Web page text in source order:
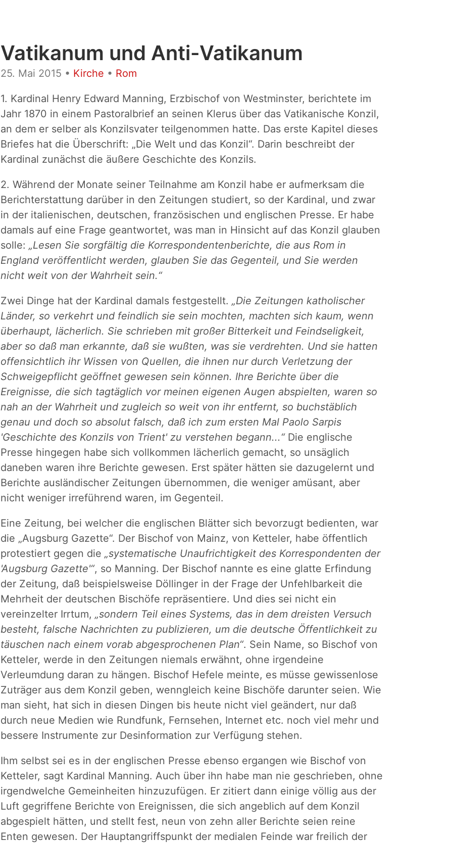
Vatikanum und Anti-Vatikanum
25. Mai 2015 • Kirche • Rom
1. Kardinal Henry Edward Manning, Erzbischof von Westminster, berichtete im
Jahr 1870 in einem Pastoralbrief an seinen Klerus über das Vatikanische Konzil,
an dem er selber als Konzilsvater teilgenommen hatte. Das erste Kapitel dieses
Briefes hat die Überschrift: „Die Welt und das Konzil“. Darin beschreibt der
Kardinal zunächst die äußere Geschichte des Konzils.
2. Während der Monate seiner Teilnahme am Konzil habe er aufmerksam die
Berichterstattung darüber in den Zeitungen studiert, so der Kardinal, und zwar
in der italienischen, deutschen, französischen und englischen Presse. Er habe
damals auf eine Frage geantwortet, was man in Hinsicht auf das Konzil glauben
solle: „Lesen Sie sorgfältig die Korrespondentenberichte, die aus Rom in
England veröffentlicht werden, glauben Sie das Gegenteil, und Sie werden
nicht weit von der Wahrheit sein.“
Zwei Dinge hat der Kardinal damals festgestellt. „Die Zeitungen katholischer
Länder, so verkehrt und feindlich sie sein mochten, machten sich kaum, wenn
überhaupt, lächerlich. Sie schrieben mit großer Bitterkeit und Feindseligkeit,
aber so daß man erkannte, daß sie wußten, was sie verdrehten. Und sie hatten
offensichtlich ihr Wissen von Quellen, die ihnen nur durch Verletzung der
Schweigepflicht geöffnet gewesen sein können. Ihre Berichte über die
Ereignisse, die sich tagtäglich vor meinen eigenen Augen abspielten, waren so
nah an der Wahrheit und zugleich so weit von ihr entfernt, so buchstäblich
genau und doch so absolut falsch, daß ich zum ersten Mal Paolo Sarpis
'Geschichte des Konzils von Trient' zu verstehen begann...“Die englische
Presse hingegen habe sich vollkommen lächerlich gemacht, so unsäglich
daneben waren ihre Berichte gewesen. Erst später hätten sie dazugelernt und
Berichte ausländischer Zeitungen übernommen, die weniger amüsant, aber
nicht weniger irreführend waren, im Gegenteil.
Eine Zeitung, bei welcher die englischen Blätter sich bevorzugt bedienten, war
die „Augsburg Gazette“. Der Bischof von Mainz, von Ketteler, habe öffentlich
protestiert gegen die „systematische Unaufrichtigkeit des Korrespondenten der
'Augsburg Gazette'“, so Manning. Der Bischof nannte es eine glatte Erfindung
der Zeitung, daß beispielsweise Döllinger in der Frage der Unfehlbarkeit die
Mehrheit der deutschen Bischöfe repräsentiere. Und dies sei nicht ein
vereinzelter Irrtum, „sondern Teil eines Systems, das in dem dreisten Versuch
besteht, falsche Nachrichten zu publizieren, um die deutsche Öffentlichkeit zu
täuschen nach einem vorab abgesprochenen Plan“. Sein Name, so Bischof von
Ketteler, werde in den Zeitungen niemals erwähnt, ohne irgendeine
Verleumdung daran zu hängen. Bischof Hefele meinte, es müsse gewissenlose
Zuträger aus dem Konzil geben, wenngleich keine Bischöfe darunter seien. Wie
man sieht, hat sich in diesen Dingen bis heute nicht viel geändert, nur daß
durch neue Medien wie Rundfunk, Fernsehen, Internet etc. noch viel mehr und
bessere Instrumente zur Desinformation zur Verfügung stehen.
Ihm selbst sei es in der englischen Presse ebenso ergangen wie Bischof von
Ketteler, sagt Kardinal Manning. Auch über ihn habe man nie geschrieben, ohne
irgendwelche Gemeinheiten hinzuzufügen. Er zitiert dann einige völlig aus der
Luft gegriffene Berichte von Ereignissen, die sich angeblich auf dem Konzil
abgespielt hätten, und stellt fest, neun von zehn aller Berichte seien reine
Enten gewesen. Der Hauptangriffspunkt der medialen Feinde war freilich der